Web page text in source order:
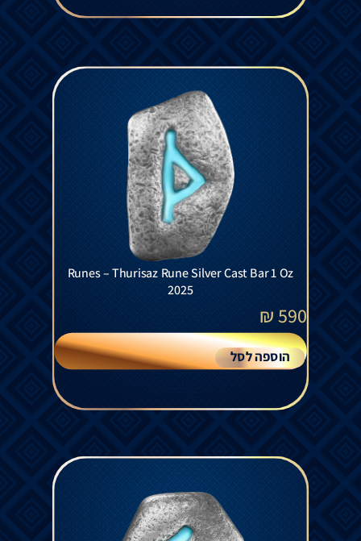
Runes – Thurisaz Rune Silver Cast Bar 1 Oz
2025
590
₪
הוספה לסל